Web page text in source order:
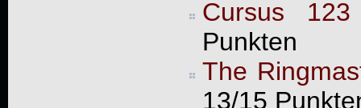
Cursus
Punkten
The
13/15